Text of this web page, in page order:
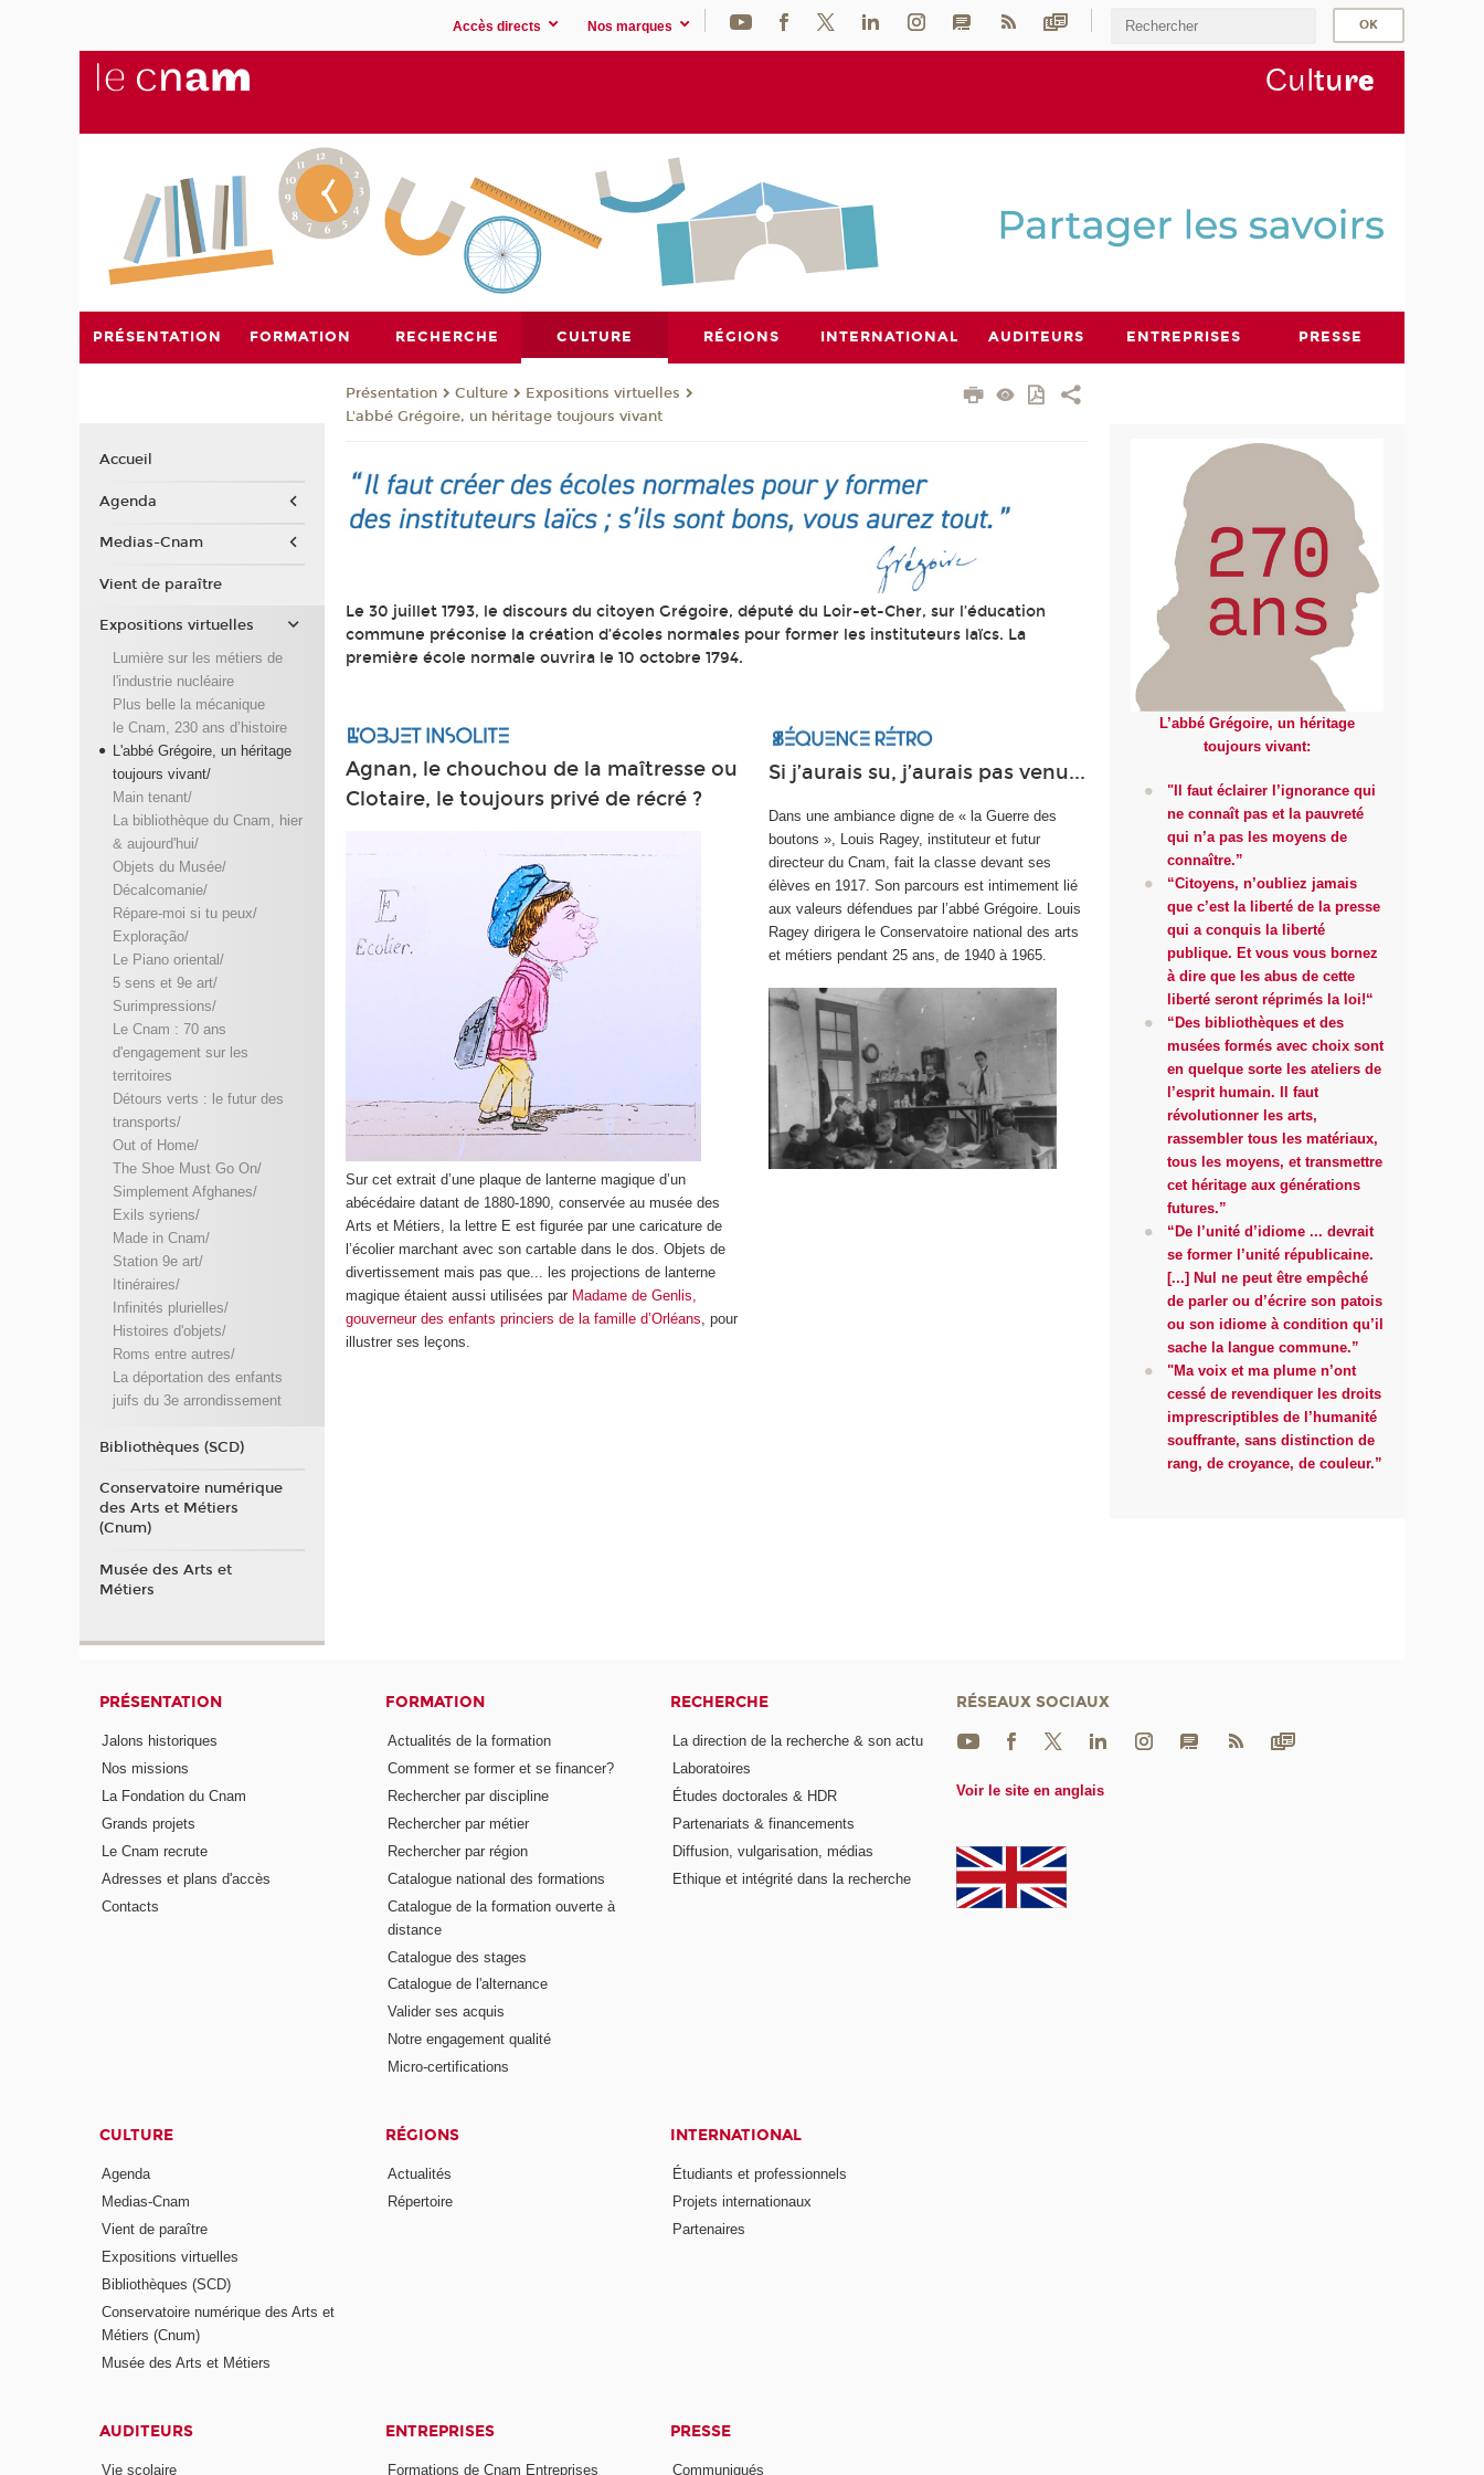
Accès directs Nos marques
Culture
PRÉSENTATION FORMATION RECHERCHE CULTURE RÉGIONS INTERNATIONAL AUDITEURS ENTREPRISES PRESSE
Présentation Culture
Expositions virtuelles
L'abbé Grégoire, un héritage toujours vivant
Le 30 juillet 1793, le discours du citoyen Grégoire, député du Loir-et-Cher, sur l’éducation
commune préconise la création d’écoles normales pour former les instituteurs laïcs. La
première école normale ouvrira le 10 octobre 1794.
Agnan, le chouchou de la maîtresse ou
Clotaire, le toujours privé de récré ?
Sur cet extrait d’une plaque de lanterne magique d’un
abécédaire datant de 1880-1890, conservée au musée des
Arts et Métiers, la lettre E est figurée par une caricature de
l’écolier marchant avec son cartable dans le dos. Objets de
divertissement mais pas que... les projections de lanterne
magique étaient aussi utilisées par Madame de Genlis,
gouverneur des enfants princiers de la famille d’Orléans , pour
illustrer ses leçons.
Si j’aurais su, j’aurais pas venu...
Dans une ambiance digne de « la Guerre des
boutons », Louis Ragey, instituteur et futur
directeur du Cnam, fait la classe devant ses
élèves en 1917. Son parcours est intimement lié
aux valeurs défendues par l’abbé Grégoire. Louis
Ragey dirigera le Conservatoire national des arts
et métiers pendant 25 ans, de 1940 à 1965.
L’abbé Grégoire, un héritage
toujours vivant:
"Il faut éclairer l’ignorance qui
ne connaît pas et la pauvreté
qui n’a pas les moyens de
connaître.”
“Citoyens, n’oubliez jamais
que c’est la liberté de la presse
qui a conquis la liberté
publique. Et vous vous bornez
à dire que les abus de cette
liberté seront réprimés la loi!“
“Des bibliothèques et des
musées formés avec choix sont
en quelque sorte les ateliers de
l’esprit humain. Il faut
révolutionner les arts,
rassembler tous les matériaux,
tous les moyens, et transmettre
cet héritage aux générations
futures.”
“De l’unité d’idiome ... devrait
se former l’unité républicaine.
[...] Nul ne peut être empêché
de parler ou d’écrire son patois
ou son idiome à condition qu’il
sache la langue commune.”
"Ma voix et ma plume n’ont
cessé de revendiquer les droits
imprescriptibles de l’humanité
souffrante, sans distinction de
rang, de croyance, de couleur.”
Accueil
Agenda
Medias-Cnam
Vient de paraître
Expositions virtuelles
Lumière sur les métiers de
l'industrie nucléaire
Plus belle la mécanique
le Cnam, 230 ans d’histoire
L'abbé Grégoire, un héritage
toujours vivant/
Main tenant/
La bibliothèque du Cnam, hier
& aujourd'hui/
Objets du Musée/
Décalcomanie/
Répare-moi si tu peux/
Exploração/
Le Piano oriental/
5 sens et 9e art/
Surimpressions/
Le Cnam : 70 ans
d'engagement sur les
territoires
Détours verts : le futur des
transports/
Out of Home/
The Shoe Must Go On/
Simplement Afghanes/
Exils syriens/
Made in Cnam/
Station 9e art/
Itinéraires/
Infinités plurielles/
Histoires d'objets/
Roms entre autres/
La déportation des enfants
juifs du 3e arrondissement
Bibliothèques (SCD)
Conservatoire numérique
des Arts et Métiers
(Cnum)
Musée des Arts et
Métiers
PRÉSENTATION
Jalons historiques
Nos missions
La Fondation du Cnam
Grands projets
Le Cnam recrute
Adresses et plans d'accès
Contacts
FORMATION
Actualités de la formation
Comment se former et se financer?
Rechercher par discipline
Rechercher par métier
Rechercher par région
Catalogue national des formations
Catalogue de la formation ouverte à
distance
Catalogue des stages
Catalogue de l'alternance
Valider ses acquis
Notre engagement qualité
Micro-certifications
RECHERCHE
La direction de la recherche & son actu
Laboratoires
Études doctorales & HDR
Partenariats & financements
Diffusion, vulgarisation, médias
Ethique et intégrité dans la recherche
CULTURE
Agenda
Medias-Cnam
Vient de paraître
Expositions virtuelles
Bibliothèques (SCD)
Conservatoire numérique des Arts et
Métiers (Cnum)
Musée des Arts et Métiers
RÉGIONS
Actualités
Répertoire
INTERNATIONAL
Étudiants et professionnels
Projets internationaux
Partenaires
AUDITEURS
Vie scolaire
ENTREPRISES
Formations de Cnam Entreprises
PRESSE
Communiqués
RÉSEAUX SOCIAUX
Voir le site en anglais